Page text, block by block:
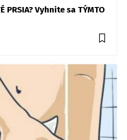
PRSIA? Vyhnite sa TÝMTO